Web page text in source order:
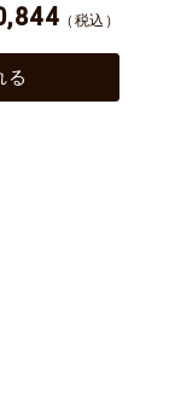
（税込）
る